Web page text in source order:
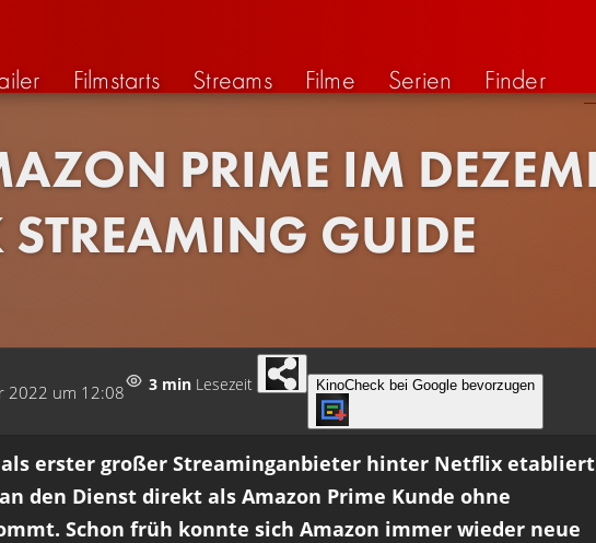
Filmstarts Streams Filme Serien Finder
PRIME IM
GUIDE
2022 um 12:08 3 min Lesezeit KinoCheck bei Google bevorzugen
als erster großer Streaminganbieter hinter Netflix
den Dienst direkt als Amazon Prime Kunde ohne
Schon früh konnte sich Amazon immer wieder neue